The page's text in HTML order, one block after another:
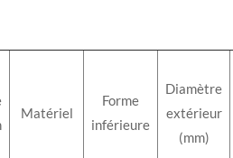
Matériel
Forme
inférieure
Diamètre
extérieur
(mm)